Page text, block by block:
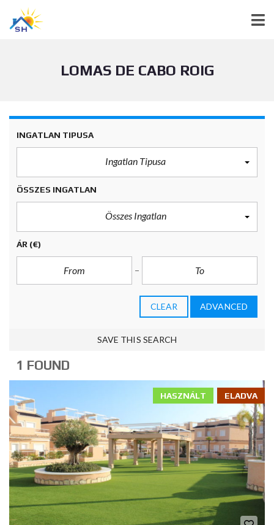
LOMAS DE CABO ROIG
INGATLAN TIPUSA
Ingatlan Tipusa
ÖSSZES INGATLAN
Összes Ingatlan
ÁR (€)
CLEAR ADVANCED
SAVE THIS SEARCH
1 FOUND
ELADVA
HASZNÁLT